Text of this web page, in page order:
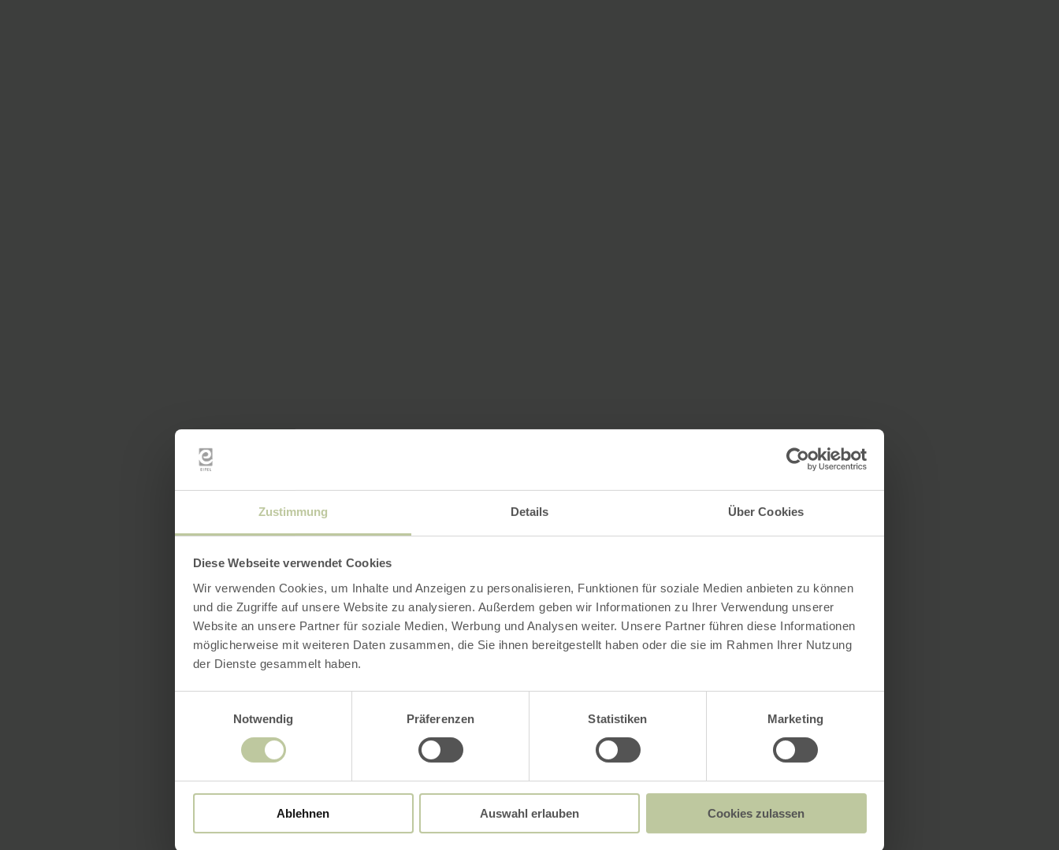
Zustimmung Details Über Cookies
Diese Webseite verwendet Cookies
Wir verwenden Cookies, um Inhalte und Anzeigen zu personalisieren, Funktionen für soziale Medien anbieten zu können
und die Zugriffe auf unsere Website zu analysieren. Außerdem geben wir Informationen zu Ihrer Verwendung unserer
Website an unsere Partner für soziale Medien, Werbung und Analysen weiter. Unsere Partner führen diese Informationen
möglicherweise mit weiteren Daten zusammen, die Sie ihnen bereitgestellt haben oder die sie im Rahmen Ihrer Nutzung
der Dienste gesammelt haben.
Notwendig
Präferenzen Statistiken Marketing
Ablehnen Auswahl erlauben Cookies zulassen